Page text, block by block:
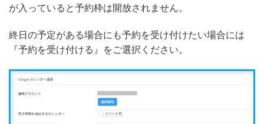
が入っていると予約枠は開放されません。
終日の予定がある場合にも予約を受け付けたい場合には
『予約を受け付ける』をご選択ください。